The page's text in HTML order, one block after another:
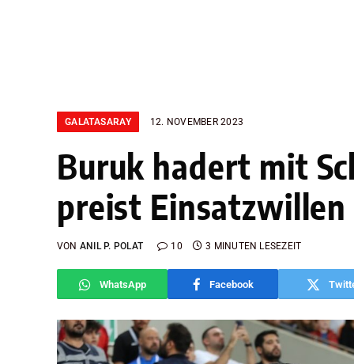
GALATASARAY 12. NOVEMBER 2023
Buruk hadert mit
preist Einsatzwillen
VON ANIL P. POLAT 10 3 MINUTEN LESEZEIT
WhatsApp Facebook